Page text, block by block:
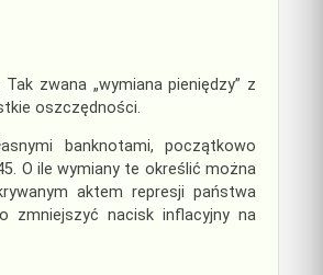
zwana „wymiana pieniędzy” z
oszczędności.
banknotami, początkowo
O ile wymiany te określić można
aktem represji państwa
zmniejszyć nacisk inflacyjny na